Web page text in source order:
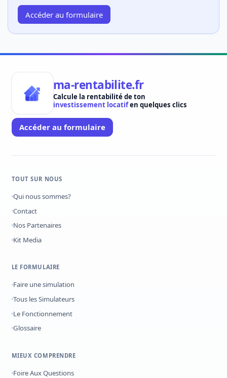
Accéder au formulaire
ma-rentabilite.fr
Calcule la rentabilité de ton
investissement locatifen quelques clics
Accéder au formulaire
TOUT SUR NOUS
Qui nous sommes?
Contact
Nos Partenaires
Kit Media
LE FORMULAIRE
Faire une simulation
Tous les Simulateurs
Le Fonctionnement
Glossaire
MIEUX COMPRENDRE
Foire Aux Questions